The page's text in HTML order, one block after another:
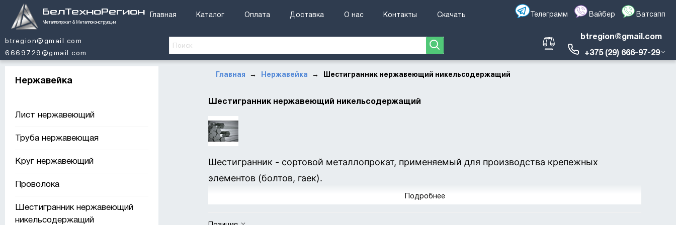
БелТехноРегион
Металлопрокат & Металлоконструкции
Главная Каталог Оплата Доставка О нас Контакты Скачать Телеграмм Вайбер Ватсапп
btregion@gmail.com
6669729@gmail.com
btregion@gmail.com
+375 (29) 666-97-29
Нержавейка
Лист нержавеющий
Труба нержавеющая
Круг нержавеющий
Проволока
Шестигранник нержавеющий
никельсодержащий
Главная → Нержавейка → Шестигранник нержавеющий никельсодержащий
Шестигранник нержавеющий никельсодержащий
Шестигранник - сортовой металлопрокат, применяемый для производства крепежных
элементов (болтов, гаек).
Подробнее